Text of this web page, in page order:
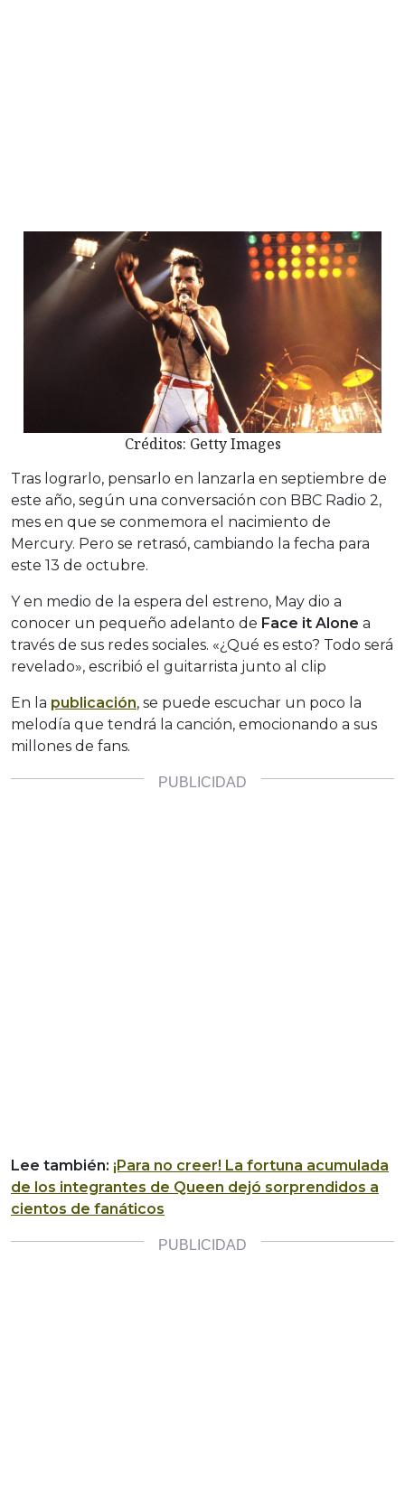
Créditos: Getty Images
Tras lograrlo, pensarlo en lanzarla en septiembre de
este año, según una conversación con BBC Radio 2,
mes en que se conmemora el nacimiento de
Mercury. Pero se retrasó, cambiando la fecha para
este 13 de octubre.
Y en medio de la espera del estreno, May dio a
conocer un pequeño adelanto de Face it Alone a
través de sus redes sociales. «¿Qué es esto? Todo será
revelado», escribió el guitarrista junto al clip
En la publicación, se puede escuchar un poco la
melodía que tendrá la canción, emocionando a sus
millones de fans.
Lee también: ¡Para no creer! La fortuna acumulada
de los integrantes de Queen dejó sorprendidos a
cientos de fanáticos